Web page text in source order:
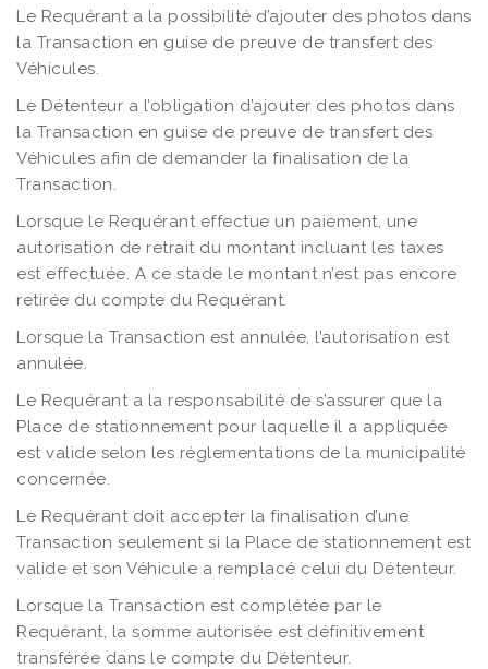
Le Requérant a la possibilité d’ajouter des photos dans
la Transaction en guise de preuve de transfert des
Véhicules.
Le Détenteur a l’obligation d’ajouter des photos dans
la Transaction en guise de preuve de transfert des
Véhicules afin de demander la finalisation de la
Transaction.
Lorsque le Requérant effectue un paiement, une
autorisation de retrait du montant incluant les taxes
est effectuée. A ce stade le montant n’est pas encore
retirée du compte du Requérant.
Lorsque la Transaction est annulée, l’autorisation est
annulée.
Le Requérant a la responsabilité de s’assurer que la
Place de stationnement pour laquelle il a appliquée
est valide selon les réglementations de la municipalité
concernée.
Le Requérant doit accepter la finalisation d’une
Transaction seulement si la Place de stationnement est
valide et son Véhicule a remplacé celui du Détenteur.
Lorsque la Transaction est complétée par le
Requérant, la somme autorisée est définitivement
transférée dans le compte du Détenteur.